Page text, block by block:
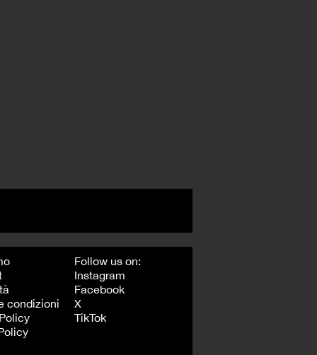
condizioni
Follow us on:
Instagram
Facebook
X
TikTok